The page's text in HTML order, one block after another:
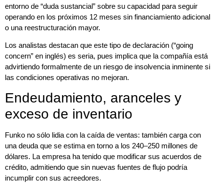
entorno de “duda sustancial” sobre su capacidad para seguir
operando en los próximos 12 meses sin financiamiento adicional
o una reestructuración mayor.
Los analistas destacan que este tipo de declaración (“going
concern” en inglés) es seria, pues implica que la compañía está
advirtiendo formalmente de un riesgo de insolvencia inminente si
las condiciones operativas no mejoran.
Endeudamiento, aranceles y
exceso de inventario
Funko no sólo lidia con la caída de ventas: también carga con
una deuda que se estima en torno a los 240–250 millones de
dólares. La empresa ha tenido que modificar sus acuerdos de
crédito, admitiendo que sin nuevas fuentes de flujo podría
incumplir con sus acreedores.